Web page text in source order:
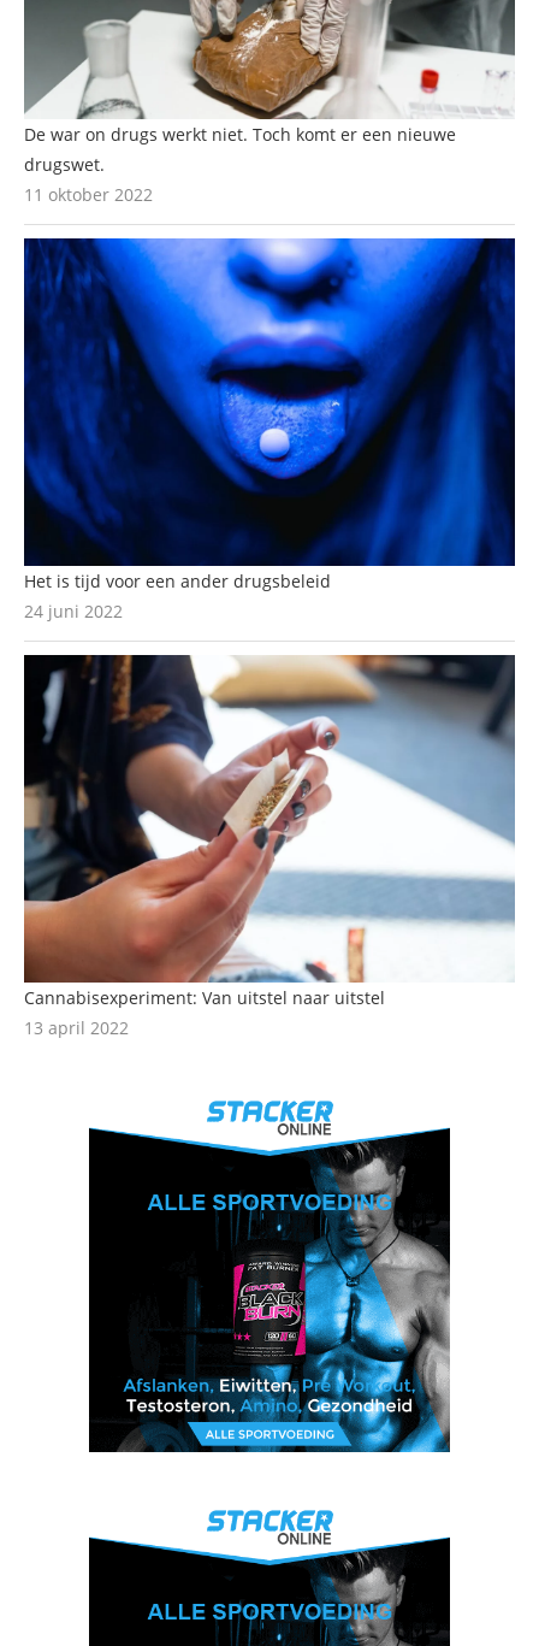
De war on drugs werkt niet. Toch komt er een nieuwe
drugswet.
11 oktober 2022
Het is tijd voor een ander drugsbeleid
24 juni 2022
Cannabisexperiment: Van uitstel naar uitstel
13 april 2022